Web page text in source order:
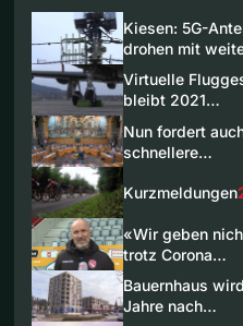
Kiesen: 5G-
drohen mit
Virtuelle
bleibt 2021…
Nun fordert
schnellere…
Kurzmeldungen
«Wir geben
trotz Corona…
Bauernhaus
Jahre nach…